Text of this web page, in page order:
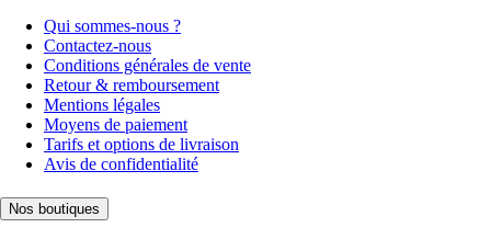
Qui sommes-nous ?
Contactez-nous
Conditions générales de vente
Retour & remboursement
Mentions légales
Moyens de paiement
Tarifs et options de livraison
Avis de confidentialité
Nos boutiques